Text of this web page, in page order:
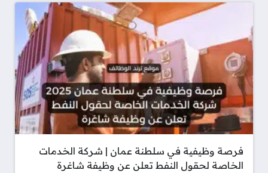
فرصة وظيفية في سلطنة عمان | شركة الخدمات
الخاصة لحقول النفط تعلن عن وظيفة شاغرة